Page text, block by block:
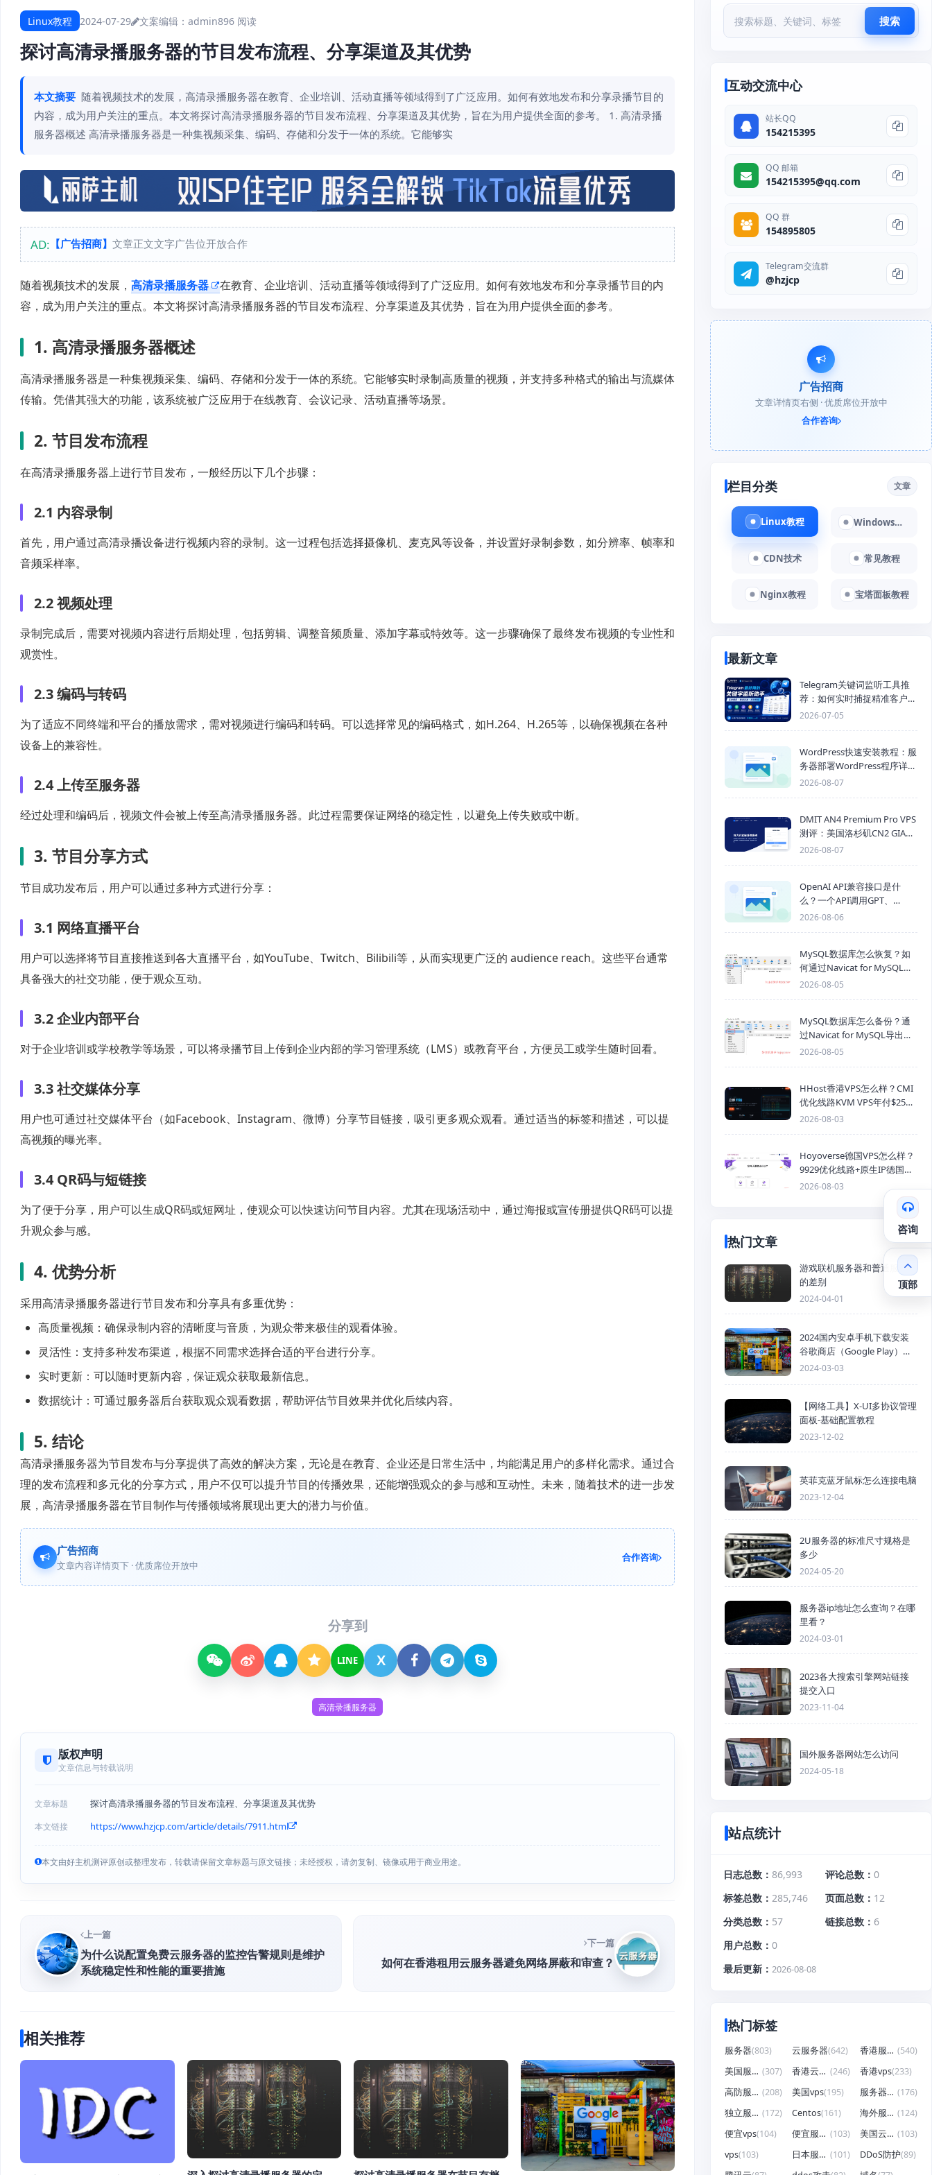
Linux教程 2024-07-29 文案编辑：admin896 阅读
探讨高清录播服务器的节目发布流程、分享渠道及其优势
本文摘要 随着视频技术的发展，高清录播服务器在教育、企业培训、活动直播等领域得到了广泛应用。如何有效地发布和分享录播节目的
内容，成为用户关注的重点。本文将探讨高清录播服务器的节目发布流程、分享渠道及其优势，旨在为用户提供全面的参考。 1. 高清录播
服务器概述 高清录播服务器是一种集视频采集、编码、存储和分发于一体的系统。它能够实
AD: 【广告招商】 文章正文文字广告位开放合作
随着视频技术的发展， 高清录播服务器
在教育、企业培训、活动直播等领域得到了广泛应用。如何有效地发布和分享录播节目的内
容，成为用户关注的重点。本文将探讨高清录播服务器的节目发布流程、分享渠道及其优势，旨在为用户提供全面的参考。
1. 高清录播服务器概述
高清录播服务器是一种集视频采集、编码、存储和分发于一体的系统。它能够实时录制高质量的视频，并支持多种格式的输出与流媒体
传输。凭借其强大的功能，该系统被广泛应用于在线教育、会议记录、活动直播等场景。
2. 节目发布流程
在高清录播服务器上进行节目发布，一般经历以下几个步骤：
2.1 内容录制
首先，用户通过高清录播设备进行视频内容的录制。这一过程包括选择摄像机、麦克风等设备，并设置好录制参数，如分辨率、帧率和
音频采样率。
2.2 视频处理
录制完成后，需要对视频内容进行后期处理，包括剪辑、调整音频质量、添加字幕或特效等。这一步骤确保了最终发布视频的专业性和
观赏性。
2.3 编码与转码
为了适应不同终端和平台的播放需求，需对视频进行编码和转码。可以选择常见的编码格式，如H.264、H.265等，以确保视频在各种
设备上的兼容性。
2.4 上传至服务器
经过处理和编码后，视频文件会被上传至高清录播服务器。此过程需要保证网络的稳定性，以避免上传失败或中断。
3. 节目分享方式
节目成功发布后，用户可以通过多种方式进行分享：
3.1 网络直播平台
用户可以选择将节目直接推送到各大直播平台，如YouTube、Twitch、Bilibili等，从而实现更广泛的 audience reach。这些平台通常
具备强大的社交功能，便于观众互动。
3.2 企业内部平台
对于企业培训或学校教学等场景，可以将录播节目上传到企业内部的学习管理系统（LMS）或教育平台，方便员工或学生随时回看。
3.3 社交媒体分享
用户也可通过社交媒体平台（如Facebook、Instagram、微博）分享节目链接，吸引更多观众观看。通过适当的标签和描述，可以提
高视频的曝光率。
3.4 QR码与短链接
为了便于分享，用户可以生成QR码或短网址，使观众可以快速访问节目内容。尤其在现场活动中，通过海报或宣传册提供QR码可以提
升观众参与感。
4. 优势分析
采用高清录播服务器进行节目发布和分享具有多重优势：
高质量视频：确保录制内容的清晰度与音质，为观众带来极佳的观看体验。
灵活性：支持多种发布渠道，根据不同需求选择合适的平台进行分享。
实时更新：可以随时更新内容，保证观众获取最新信息。
数据统计：可通过服务器后台获取观众观看数据，帮助评估节目效果并优化后续内容。
5. 结论
高清录播服务器为节目发布与分享提供了高效的解决方案，无论是在教育、企业还是日常生活中，均能满足用户的多样化需求。通过合
理的发布流程和多元化的分享方式，用户不仅可以提升节目的传播效果，还能增强观众的参与感和互动性。未来，随着技术的进一步发
展，高清录播服务器在节目制作与传播领域将展现出更大的潜力与价值。
广告招商
文章内容详情页下 · 优质席位开放中
合作咨询
分享到
LINE X
高清录播服务器
版权声明
文章信息与转载说明
文章标题 探讨高清录播服务器的节目发布流程、分享渠道及其优势
本文链接 https://www.hzjcp.com/article/details/7911.html
本文由好主机测评原创或整理发布，转载请保留文章标题与原文链接；未经授权，请勿复制、镜像或用于商业用途。
上一篇
为什么说配置免费云服务器的监控告警规则是维护
系统稳定性和性能的重要措施
下一篇
如何在香港租用云服务器避免网络屏蔽和审查？
相关推荐
搜索
互动交流中心
站长QQ
154215395
QQ 邮箱
154215395@qq.com
QQ 群
154895805
Telegram交流群
@hzjcp
广告招商
文章详情页右侧 · 优质席位开放中
合作咨询
栏目分类 文章
Linux教程 Windows教程
CDN技术 常见教程
Nginx教程 宝塔面板教程
最新文章
Telegram关键词监听工具推
荐：如何实时捕捉精准客户，
提高获客效率？
2026-07-05
WordPress快速安装教程：服
务器部署WordPress程序详细
步骤
2026-08-07
DMIT AN4 Premium Pro VPS
测评：美国洛杉矶CN2 GIA三
网优化线路性能测试
2026-08-07
OpenAI API兼容接口是什
么？一个API调用GPT、
Claude、Gemini、DeepSeek
2026-08-06
MySQL数据库怎么恢复？如
何通过Navicat for MySQL导
入SQL备份文件
2026-08-05
MySQL数据库怎么备份？通
过Navicat for MySQL导出
Mysql数据库为SQL格式备份
2026-08-05
HHost香港VPS怎么样？CMI
优化线路KVM VPS年付$25
起，4GB内存优惠套餐
2026-08-03
Hoyoverse德国VPS怎么样？
9929优化线路+原生IP德国
KVM VPS推荐
2026-08-03
热门文章
游戏联机服务器和普通服务器
的差别
2024-04-01
2024国内安卓手机下载安装
谷歌商店（Google Play）详
细步骤
2024-03-03
【网络工具】X-UI多协议管理
面板-基础配置教程
2023-12-02
英菲克蓝牙鼠标怎么连接电脑
2023-12-04
2U服务器的标准尺寸规格是
多少
2024-05-20
服务器ip地址怎么查询？在哪
里看？
2024-03-01
2023各大搜索引擎网站链接
提交入口
2023-11-04
国外服务器网站怎么访问
2024-05-18
站点统计
日志总数 86,993 评论总数
0
标签总数
285,746 页面总数
12
分类总数
57 链接总数
6
用户总数
0
最后更新
2026-08-08
热门标签
服务器(803) 云服务器(642) 香港服务器 (540)
美国服务器 (307) 香港云服务器 (246) 香港vps(233)
高防服务器 (208) 美国vps(195) 服务器租用 (176)
独立服务器 (172) Centos(161) 海外服务器 (124)
便宜vps(104) 便宜服务器 (103) 美国云服务器 (103)
vps(103) 日本服务器 (101) DDoS防护(89)
咨询
顶部